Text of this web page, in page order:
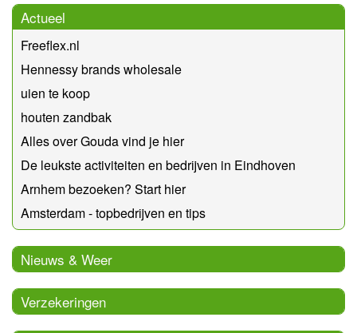
Actueel
Freeflex.nl
Hennessy brands wholesale
uien te koop
houten zandbak
Alles over Gouda vind je hier
De leukste activiteiten en bedrijven in Eindhoven
Arnhem bezoeken? Start hier
Amsterdam - topbedrijven en tips
Nieuws & Weer
Verzekeringen